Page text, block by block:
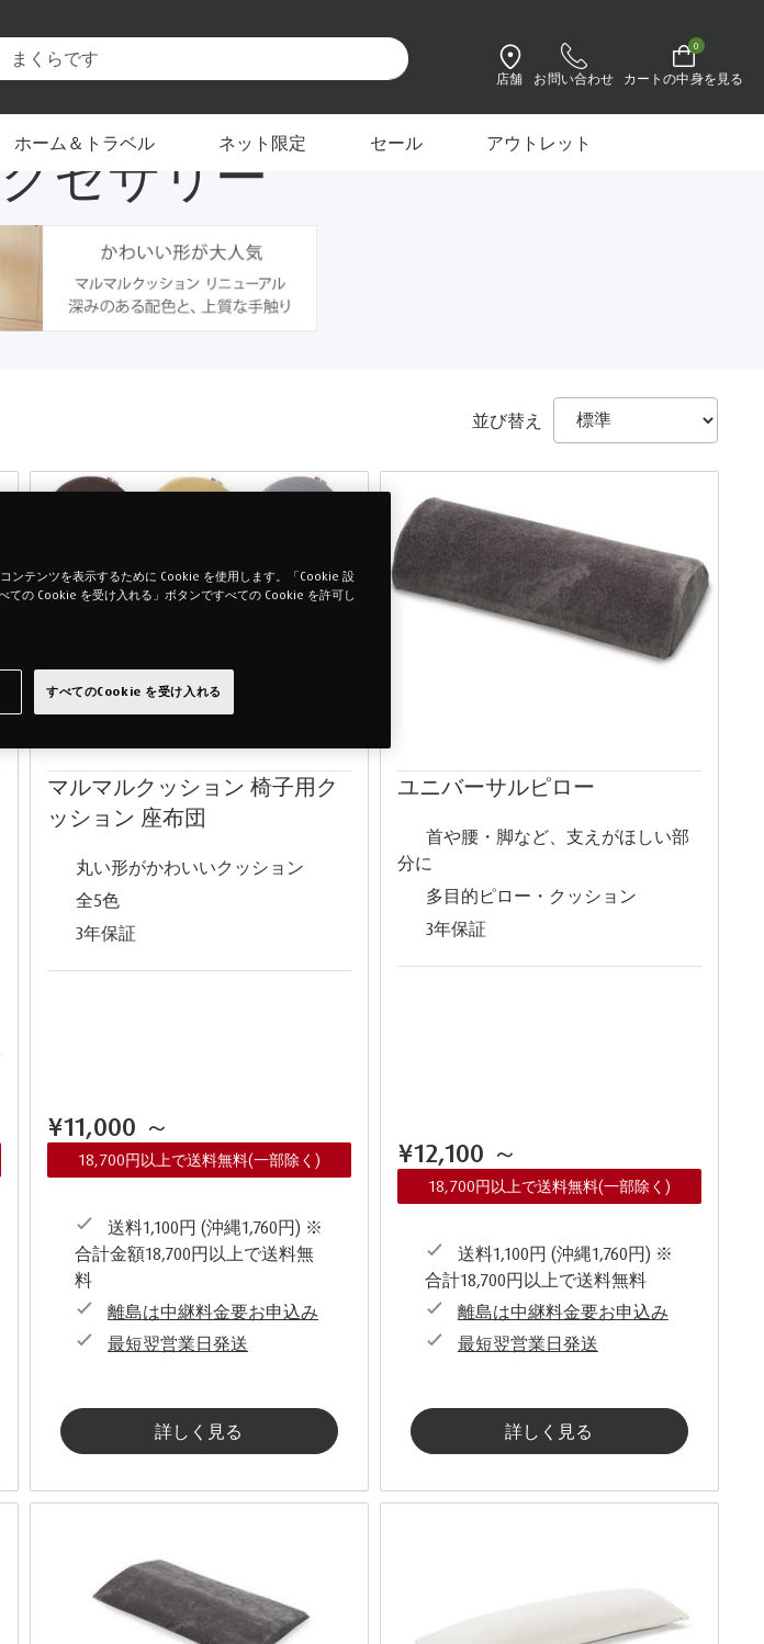
店舗 お問い合わせ カートの中身を見る
0
ホーム＆トラベル ネット限定 セール アウトレット
設定を変更
セサリー
並び替え
マルマルクッション 椅子用ク
ッション 座布団
丸い形がかわいいクッション
全5色
3年保証
¥11,000 ～
18,700円以上で送料無料(一部除く)
送料1,100円 (沖縄1,760円) ※
合計金額18,700円以上で送料無
料
離島は中継料金要お申込み
最短翌営業日発送
詳しく見る
ユニバーサルピロー
首や腰・脚など、支えがほしい部
分に
多目的ピロー・クッション
3年保証
¥12,100 ～
18,700円以上で送料無料(一部除く)
送料1,100円 (沖縄1,760円) ※
合計18,700円以上で送料無料
離島は中継料金要お申込み
最短翌営業日発送
詳しく見る
ンテンツを表示するために Cookie を使用します。「Cookie 設
ての Cookie を受け入れる」ボタンですべての Cookie を許可し
すべてのCookie を受け入れる